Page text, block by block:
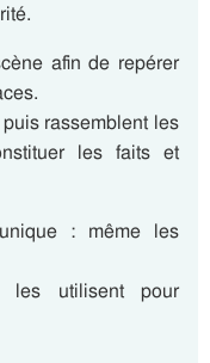
afin de repérer
rassemblent les
les faits et
: même les
les utilisent pour